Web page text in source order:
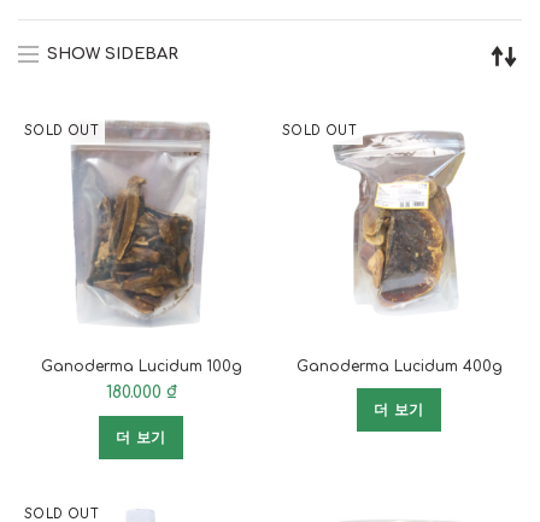
SHOW SIDEBAR
SOLD OUT
Ganoderma Lucidum 100g
180.000 ₫
더 보기
SOLD OUT
Ganoderma Lucidum 400g
더 보기
SOLD OUT